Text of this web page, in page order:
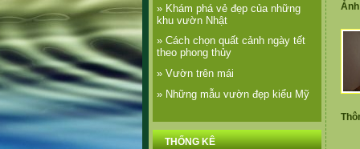
» Khám phá vẻ đẹp của những
khu vườn Nhật
» Cách chọn quất cảnh ngày tết
theo phong thủy
» Vườn trên mái
» Những mẫu vườn đẹp kiểu Mỹ
THỐNG KÊ